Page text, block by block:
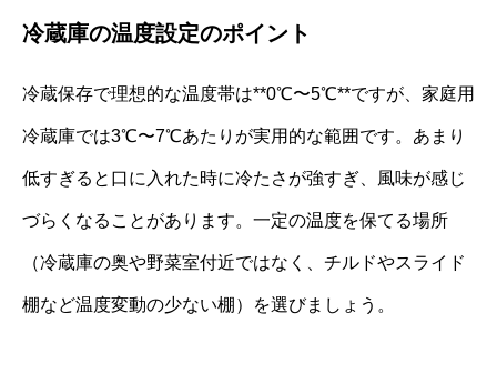
冷蔵庫の温度設定のポイント
冷蔵保存で理想的な温度帯は**0℃〜5℃**ですが、家庭用
冷蔵庫では3℃〜7℃あたりが実用的な範囲です。あまり
低すぎると口に入れた時に冷たさが強すぎ、風味が感じ
づらくなることがあります。一定の温度を保てる場所
（冷蔵庫の奥や野菜室付近ではなく、チルドやスライド
棚など温度変動の少ない棚）を選びましょう。